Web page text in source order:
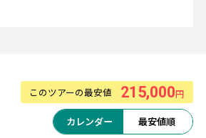
このツアーの最安値 215,000円
カレンダー 最安値順